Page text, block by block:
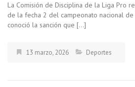
La Comisión de Disciplina de la Liga Pro
de la fecha 2 del campeonato nacional
conoció la sanción que […]
13 marzo, 2026 Deportes